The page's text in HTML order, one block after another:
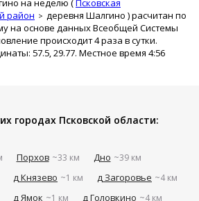
на неделю (Псковская
район деревня Шалгино ) расчитан по
на основе данных Всеобщей Системы
происходит 4 раза в сутки.
57.5, 29.77. Местное время 4:56
городах Псковской области:
Порхов ~33 км Дно ~39 км
д Князево ~1 км д Загоровье ~4 км
д Ямок ~1 км д Головкино ~4 км